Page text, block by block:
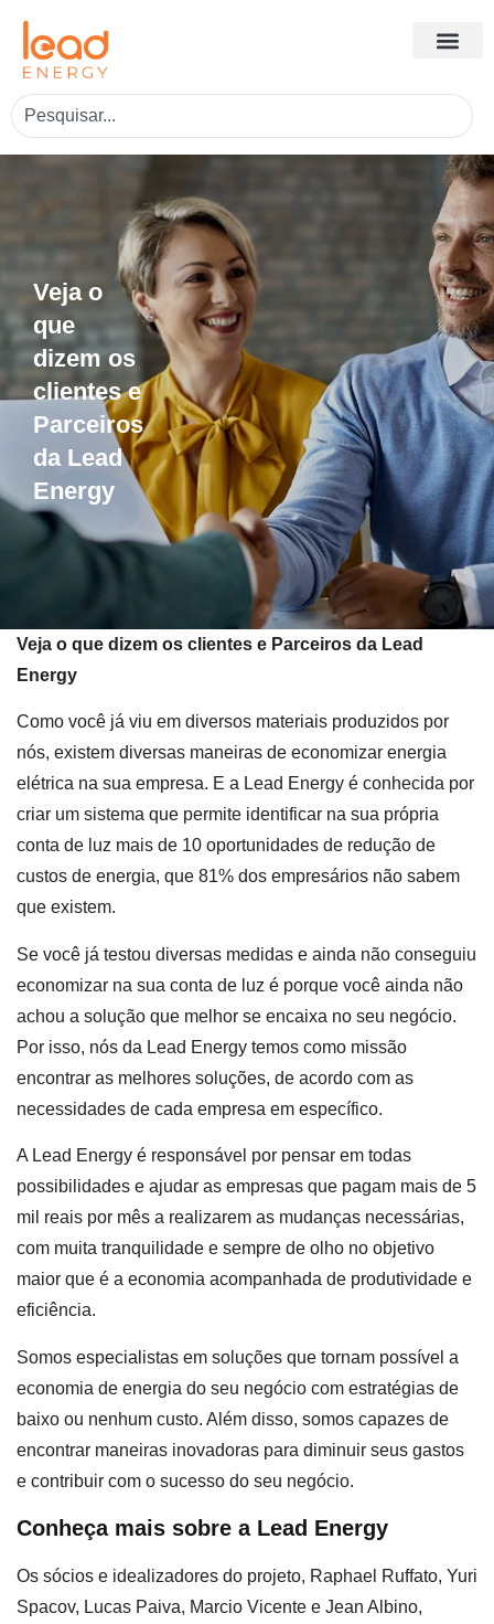
Veja o
que
dizem os
clientes e
Parceiros
da Lead
Energy
Veja o que dizem os clientes e Parceiros da Lead
Energy
Como você já viu em diversos materiais produzidos por
nós, existem diversas maneiras de economizar energia
elétrica na sua empresa. E a Lead Energy é conhecida por
criar um sistema que permite identificar na sua própria
conta de luz mais de 10 oportunidades de redução de
custos de energia, que 81% dos empresários não sabem
que existem.
Se você já testou diversas medidas e ainda não conseguiu
economizar na sua conta de luz é porque você ainda não
achou a solução que melhor se encaixa no seu negócio.
Por isso, nós da Lead Energy temos como missão
encontrar as melhores soluções, de acordo com as
necessidades de cada empresa em específico.
A Lead Energy é responsável por pensar em todas
possibilidades e ajudar as empresas que pagam mais de 5
mil reais por mês a realizarem as mudanças necessárias,
com muita tranquilidade e sempre de olho no objetivo
maior que é a economia acompanhada de produtividade e
eficiência.
Somos especialistas em soluções que tornam possível a
economia de energia do seu negócio com estratégias de
baixo ou nenhum custo. Além disso, somos capazes de
encontrar maneiras inovadoras para diminuir seus gastos
e contribuir com o sucesso do seu negócio.
Conheça mais sobre a Lead Energy
Os sócios e idealizadores do projeto, Raphael Ruffato, Yuri
Spacov, Lucas Paiva, Marcio Vicente e Jean Albino,